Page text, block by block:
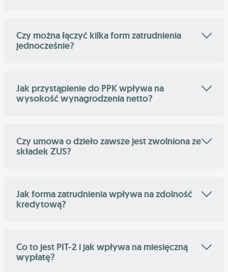
Czy można łączyć kilka form zatrudnienia
jednocześnie?
Jak przystąpienie do PPK wpływa na
wysokość wynagrodzenia netto?
Czy umowa o dzieło zawsze jest zwolniona ze
składek ZUS?
Jak forma zatrudnienia wpływa na zdolność
kredytową?
Co to jest PIT-2 i jak wpływa na miesięczną
wypłatę?